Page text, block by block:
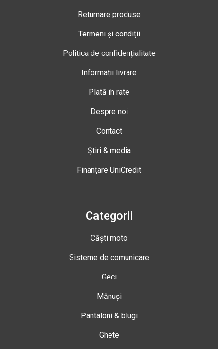
Returnare produse
Termeni și condiții
Politica de confidențialitate
Informații livrare
Plată în rate
Despre noi
Contact
Știri & media
Finanțare UniCredit
Categorii
Căști moto
Sisteme de comunicare
Geci
Mănuși
Pantaloni & blugi
Ghete